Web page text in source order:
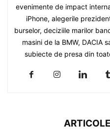
evenimente de impact
iPhone, alegerile
burselor, deciziile marilor
masini de la BMW, DACIA
subiecte de presa din